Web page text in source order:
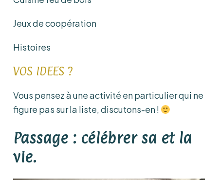
Jeux de coopération
Histoires
VOS IDEES ?
Vous pensez à une activité en particulier qui ne
figure pas sur la liste, discutons-en !
Passage : célébrer sa et la
vie.